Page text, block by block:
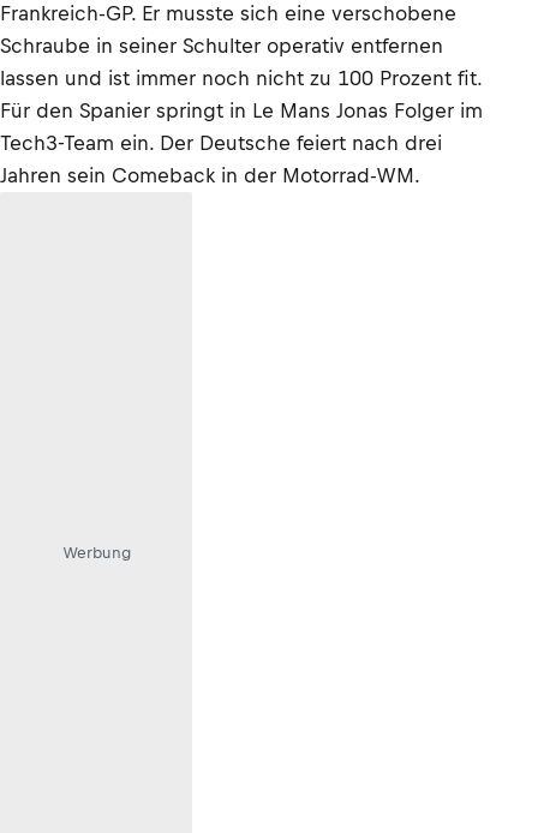
Frankreich-GP. Er musste sich eine verschobene
Schraube in seiner Schulter operativ entfernen
lassen und ist immer noch nicht zu 100 Prozent fit.
Für den Spanier springt in Le Mans Jonas Folger im
Tech3-Team ein. Der Deutsche feiert nach drei
Jahren sein Comeback in der Motorrad-WM.
Werbung